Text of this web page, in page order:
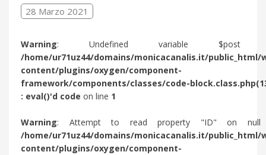
28 Marzo 2021
Warning: Undefined variable $post
/home/ur71uz44/domains/monicacanalis.it/public_html/
content/plugins/oxygen/component-
framework/components/classes/code-
: eval()'d code on line 1
Warning: Attempt to read property "ID" on
/home/ur71uz44/domains/monicacanalis.it/public_html/
content/plugins/oxygen/component-